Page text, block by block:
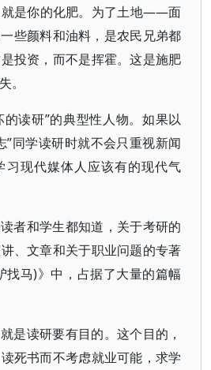
就是你的化肥。为了土地――面
些颜料和油料，是农民兄弟都
投资，而不是挥霍。这是施肥
。
的读研”的典型性人物。如果以
”同学读研时就不会只重视新闻
习现代媒体人应该有的现代气
者和学生都知道，关于考研的
、文章和关于职业问题的专著
找马)》中，占据了大量的篇幅
是读研要有目的。这个目的，
死书而不考虑就业可能，求学